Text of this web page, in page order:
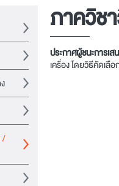
/
ภาควิช
ประกาศผู้ชนะการเส
เครื่อง โดยวิธีคัดเลือ